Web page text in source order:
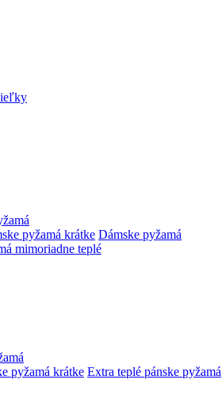
pyžamá krátke Dámske pyžamá
mimoriadne teplé
pyžamá krátke Extra teplé pánske pyžamá